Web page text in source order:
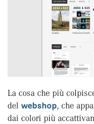
La cosa che più
del webshop, che
dai colori più